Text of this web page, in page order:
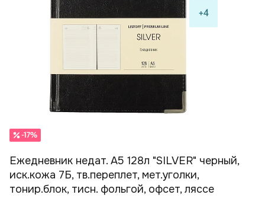
+4
-17%
Ежедневник недат. А5 128л "SILVER" черный,
иск.кожа 7Б, тв.переплет, мет.уголки,
тонир.блок, тисн. фольгой, офсет, ляссе